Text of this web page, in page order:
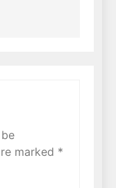
marked *